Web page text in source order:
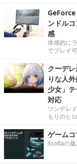
ンドル
感
体感的に
でプレイ
クーデ
りな人
少女」
対応
ツンデレ
もりのヒ
ゲーム
Xsollaの最